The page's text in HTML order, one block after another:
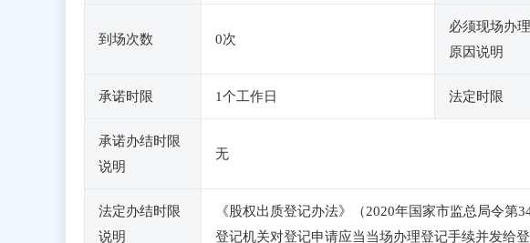
到场次数 0次
必须现场办理
原因说明
承诺时限 1个工作日 法定时限
承诺办结时限
说明
无
法定办结时限
说明
《股权出质登记办法》（2020年国家市监总局令第
登记机关对登记申请应当当场办理登记手续并发给